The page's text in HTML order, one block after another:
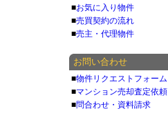
■お気に入り物件
■売買契約の流れ
■売主・代理物件
お問い合わせ
■物件リクエストフォーム
■マンション売却査定依頼
■問合わせ・資料請求